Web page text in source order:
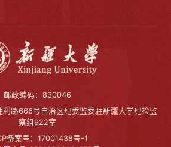
邮政编码：830046
路666号自治区纪委监委驻新疆大学纪检监
察组922室
备案号：17001438号-1